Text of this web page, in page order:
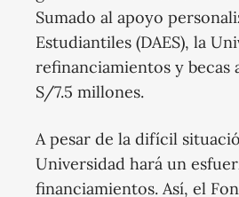
Sumado al apoyo
Estudiantiles (DAES), la
refinanciamientos y becas
S/7.5 millones.
A pesar de la difícil
Universidad hará un
financiamientos. Así, el